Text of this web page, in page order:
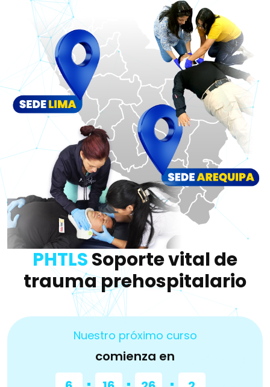
PHTLSSoporte vital de
trauma prehospitalario
Nuestro próximo curso
comienza en